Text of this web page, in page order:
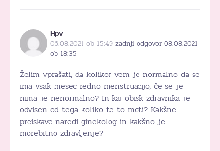
Hpv
06.08.2021 ob 15:49 zadnji odgovor 08.08.2021
ob 18:35
Želim vprašati, da kolikor vem je normalno da se
ima vsak mesec redno menstruacijo, če se je
nima je nenormalno? In kaj obisk zdravnika je
odvisen od tega koliko te to moti? Kakšne
preiskave naredi ginekolog in kakšno je
morebitno zdravljenje?